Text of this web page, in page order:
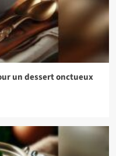
un dessert onctueux